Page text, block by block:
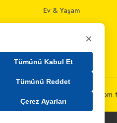
Ev & Yaşam
Giyim ve Aksesuar
Ev İnterneti
×
Tümünü Kabul Et
Tümünü Reddet
Çerez Ayarları